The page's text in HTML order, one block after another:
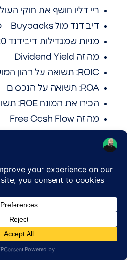
ריי דליו חושף את חוקי
דיבידנד מול Buybacks – מה נותן יותר כסף?
מניות שמגדילות דיבידנד 20 שנה ברציפות
מה זה Dividend Yield
ROIC: תשואה על ההון המושקע
ROA: תשואה על הנכסים
הכירו את המונח ROE: תשואה על ההון
מה זה Free Cash Flow
בטא – איך למדוד את רמת
מכפיל רווח: המדריך המלא
שווי שוק – מה זה אומר?
איך זמן הופך למשקיע
מתי חברה נראית רווחית
מתרסקת מבפנים